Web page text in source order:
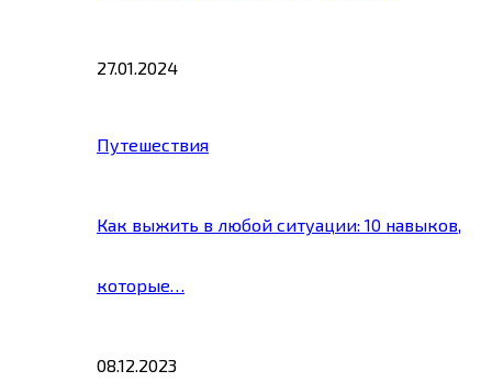
27.01.2024
Путешествия
Как выжить в любой ситуации: 10 навыков,
которые…
08.12.2023